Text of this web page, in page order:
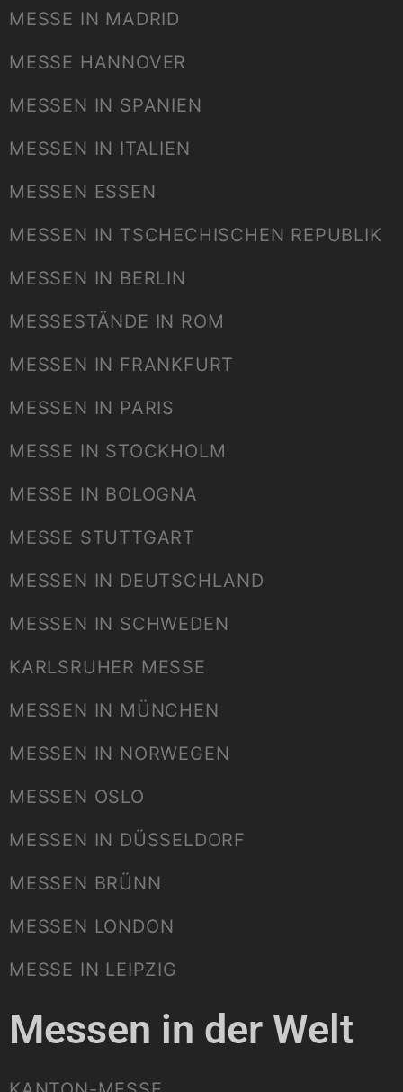
MESSE IN MADRID
MESSE HANNOVER
MESSEN IN SPANIEN
MESSEN IN ITALIEN
MESSEN ESSEN
MESSEN IN TSCHECHISCHEN REPUBLIK
MESSEN IN BERLIN
MESSESTÄNDE IN ROM
MESSEN IN FRANKFURT
MESSEN IN PARIS
MESSE IN STOCKHOLM
MESSE IN BOLOGNA
MESSE STUTTGART
MESSEN IN DEUTSCHLAND
MESSEN IN SCHWEDEN
KARLSRUHER MESSE
MESSEN IN MÜNCHEN
MESSEN IN NORWEGEN
MESSEN OSLO
MESSEN IN DÜSSELDORF
MESSEN BRÜNN
MESSEN LONDON
MESSE IN LEIPZIG
Messen in der Welt